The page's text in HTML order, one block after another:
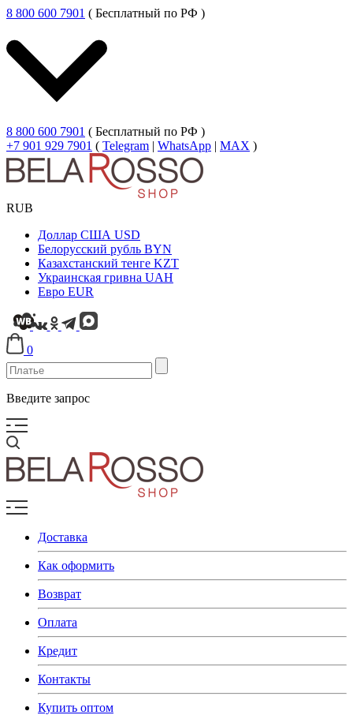
8 800 600 7901 ( Бесплатный по РФ )
8 800 600 7901 ( Бесплатный по РФ )
+7 901 929 7901 ( Telegram | WhatsApp | MAX )
RUB
Доллар США USD
Белорусский рубль BYN
Казахстанский тенге KZT
Украинская гривна UAH
Евро EUR
0
Введите запрос
Доставка
Как оформить
Возврат
Оплата
Кредит
Контакты
Купить оптом